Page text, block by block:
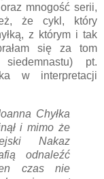
mnogość serii,
że cykl, który
z którym i tak
się za tom
pt.
w interpretacji
Chyłka
i mimo że
Nakaz
odnaleźć
czas nie